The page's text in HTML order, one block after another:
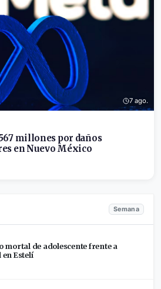
7 ago.
millones por daños
en Nuevo México
Semana
mortal de adolescente frente a
Estelí